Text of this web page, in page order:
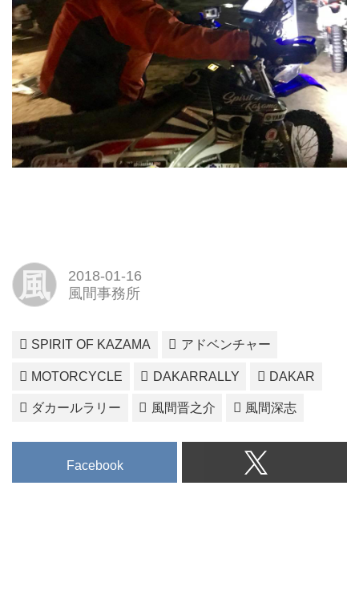
風
2018-01-16
風間事務所
SPIRIT OF KAZAMA アドベンチャー
MOTORCYCLE DAKARRALLY DAKAR
ダカールラリー 風間晋之介 風間深志
Facebook